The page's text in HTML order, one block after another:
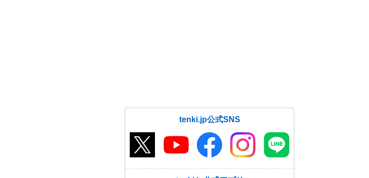
tenki.jp公式SNS